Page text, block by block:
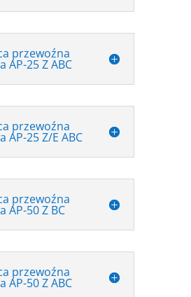
przewoźna
AP-25 Z ABC
przewoźna
AP-25 Z/E ABC
przewoźna
AP-50 Z BC
przewoźna
AP-50 Z ABC